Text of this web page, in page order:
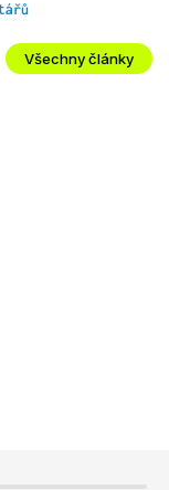
Všechny články